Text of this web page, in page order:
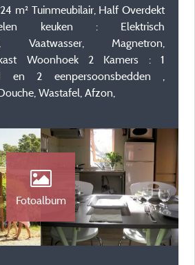
m² Tuinmeubilair, Half Overdekt
keuken : Elektrisch
Vaatwasser, Magnetron,
Woonhoek 2 Kamers : 1
en 2 eenpersoonsbedden ,
Wastafel, Afzon,
Fotoalbum